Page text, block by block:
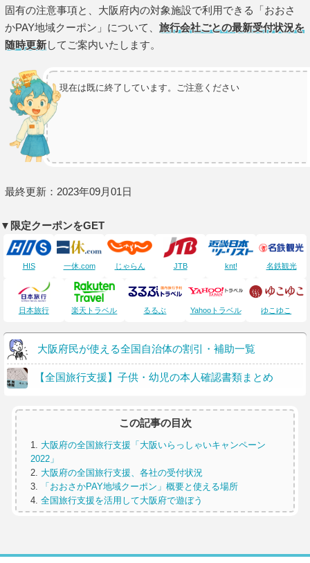
固有の注意事項と、大阪府内の対象施設で利用できる「おおさ
かPAY地域クーポン」について、 旅行会社ごとの最新受付状況を
随時更新してご案内いたします。
現在は既に終了しています。ご注意ください
最終更新：2023年09月01日
▼限定クーポンをGET
HIS 一休.com じゃらん JTB knt! 名鉄観光
日本旅行 楽天トラベル るるぶ Yahooトラベル ゆこゆこ
大阪府民が使える全国自治体の割引・補助一覧
【全国旅行支援】子供・幼児の本人確認書類まとめ
この記事の目次
大阪府の全国旅行支援「大阪いらっしゃいキャンペーン
2022」
大阪府の全国旅行支援、各社の受付状況
「おおさかPAY地域クーポン」概要と使える場所
全国旅行支援を活用して大阪府で遊ぼう